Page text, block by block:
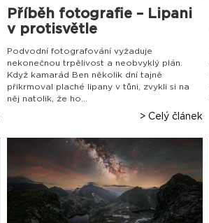
Příběh fotografie – Lipani
v protisvětle
Podvodní fotografování vyžaduje
nekonečnou trpělivost a neobvyklý plán.
Když kamarád Ben několik dní tajně
přikrmoval plaché lipany v tůni, zvykli si na
něj natolik, že ho...
> Celý článek